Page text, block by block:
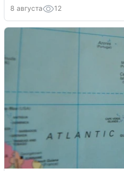
8 августа 12